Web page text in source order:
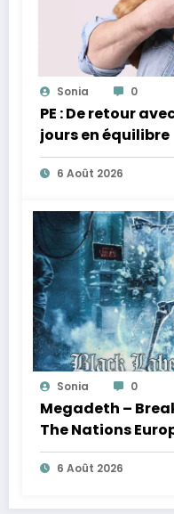
Sonia 0
PE : De retour
jours en équilibre
6 Août 2026
Sonia 0
Megadeth –
The Nations
6 Août 2026